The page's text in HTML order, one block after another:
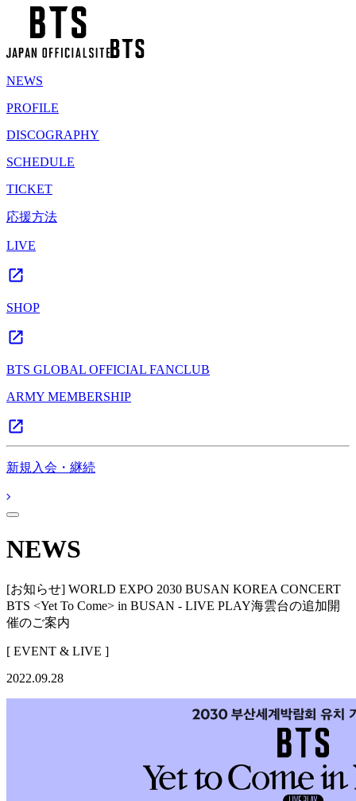
NEWS
PROFILE
DISCOGRAPHY
SCHEDULE
TICKET
応援方法
LIVE
SHOP
BTS GLOBAL OFFICIAL FANCLUB
ARMY MEMBERSHIP
新規入会・継続
NEWS
[お知らせ] WORLD EXPO 2030 BUSAN KOREA CONCERT
BTS <Yet To Come> in BUSAN - LIVE PLAY海雲台の追加開
催のご案内
[ EVENT & LIVE ]
2022.09.28